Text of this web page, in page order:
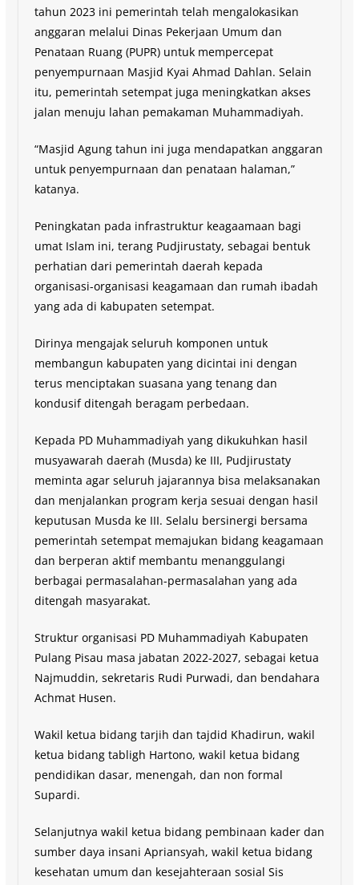
tahun 2023 ini pemerintah telah mengalokasikan
anggaran melalui Dinas Pekerjaan Umum dan
Penataan Ruang (PUPR) untuk mempercepat
penyempurnaan Masjid Kyai Ahmad Dahlan. Selain
itu, pemerintah setempat juga meningkatkan akses
jalan menuju lahan pemakaman Muhammadiyah.
“Masjid Agung tahun ini juga mendapatkan anggaran
untuk penyempurnaan dan penataan halaman,”
katanya.
Peningkatan pada infrastruktur keagaamaan bagi
umat Islam ini, terang Pudjirustaty, sebagai bentuk
perhatian dari pemerintah daerah kepada
organisasi-organisasi keagamaan dan rumah ibadah
yang ada di kabupaten setempat.
Dirinya mengajak seluruh komponen untuk
membangun kabupaten yang dicintai ini dengan
terus menciptakan suasana yang tenang dan
kondusif ditengah beragam perbedaan.
Kepada PD Muhammadiyah yang dikukuhkan hasil
musyawarah daerah (Musda) ke III, Pudjirustaty
meminta agar seluruh jajarannya bisa melaksanakan
dan menjalankan program kerja sesuai dengan hasil
keputusan Musda ke III. Selalu bersinergi bersama
pemerintah setempat memajukan bidang keagamaan
dan berperan aktif membantu menanggulangi
berbagai permasalahan-permasalahan yang ada
ditengah masyarakat.
Struktur organisasi PD Muhammadiyah Kabupaten
Pulang Pisau masa jabatan 2022-2027, sebagai ketua
Najmuddin, sekretaris Rudi Purwadi, dan bendahara
Achmat Husen.
Wakil ketua bidang tarjih dan tajdid Khadirun, wakil
ketua bidang tabligh Hartono, wakil ketua bidang
pendidikan dasar, menengah, dan non formal
Supardi.
Selanjutnya wakil ketua bidang pembinaan kader dan
sumber daya insani Apriansyah, wakil ketua bidang
kesehatan umum dan kesejahteraan sosial Sis